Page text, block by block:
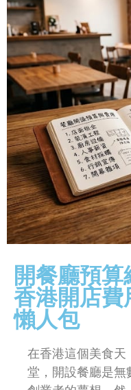
開餐廳預
香港開店費
懶人包
在香港這個美食天
堂，開設餐廳是無